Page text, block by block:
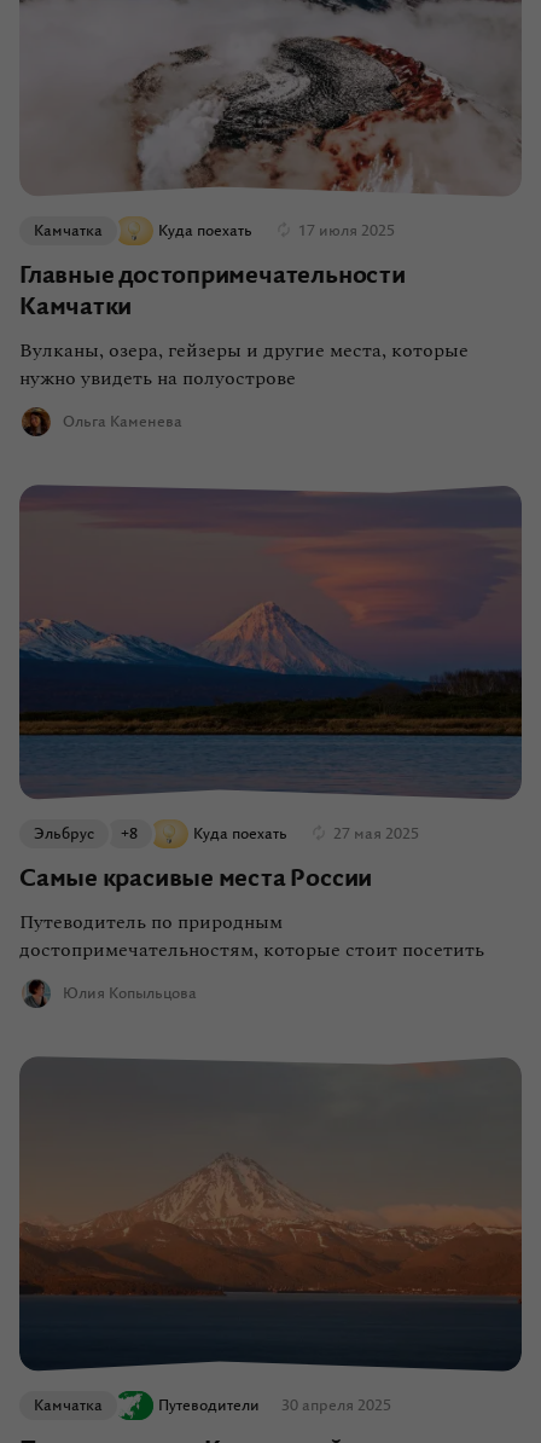
Куда поехать
Камчатка 17 июля 2025
Главные достопримечательности
Камчатки
Вулканы, озера, гейзеры и другие места, которые
нужно увидеть на полуострове
Ольга Каменева
Куда поехать
+8
Эльбрус 27 мая 2025
Самые красивые места России
Путеводитель по природным
достопримечательностям, которые стоит посетить
Юлия Копыльцова
Путеводители
Камчатка 30 апреля 2025